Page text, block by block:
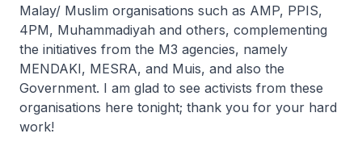
Malay/ Muslim organisations such as AMP, PPIS,
4PM, Muhammadiyah and others, complementing
the initiatives from the M3 agencies, namely
MENDAKI, MESRA, and Muis, and also the
Government. I am glad to see activists from these
organisations here tonight; thank you for your hard
work!